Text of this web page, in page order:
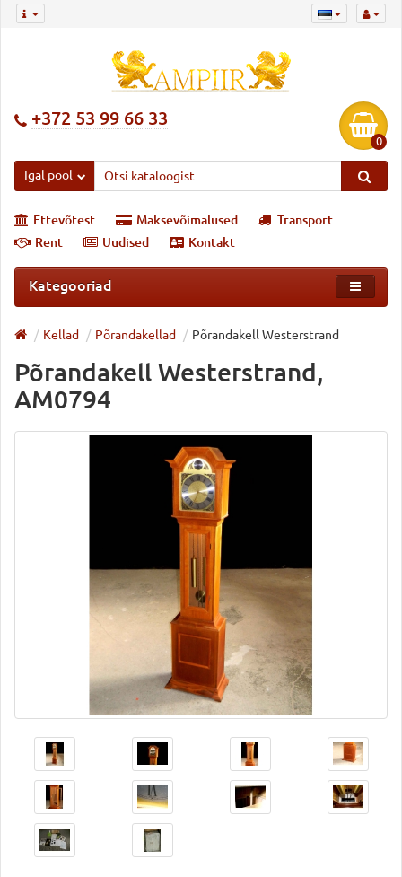
+372 53 99 66 33
0
Igal pool
Ettevõtest Maksevõimalused
Transport
Rent
Uudised Kontakt
Kategooriad
Kellad Põrandakellad Põrandakell Westerstrand
Põrandakell Westerstrand,
AM0794